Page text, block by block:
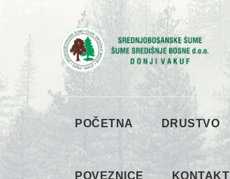
POČETNA DRUSTVO
POVEZNICE KONTAKT